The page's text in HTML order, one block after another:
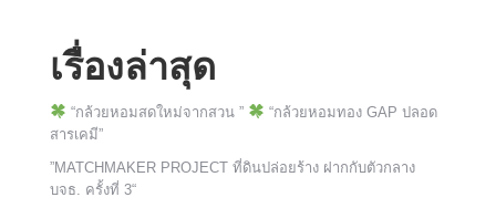
เรื่องล่าสุด
“กล้วยหอมสดใหม่จากสวน ”
“กล้วยหอมทอง GAP ปลอด
สารเคมี”
”MATCHMAKER PROJECT ที่ดินปล่อยร้าง ฝากกับตัวกลาง
บจธ. ครั้งที่ 3“